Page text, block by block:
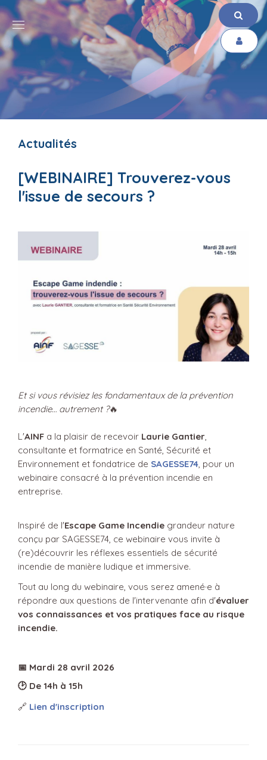
Actualités
[WEBINAIRE] Trouverez-vous
l'issue de secours ?
Et si vous révisiez les fondamentaux de la prévention
incendie… autrement ?🔥
L'AINF a la plaisir de recevoir Laurie Gantier,
consultante et formatrice en Santé, Sécurité et
Environnement et fondatrice de SAGESSE74, pour un
webinaire consacré à la prévention incendie en
entreprise.
Inspiré de l'Escape Game Incendie grandeur nature
conçu par SAGESSE74, ce webinaire vous invite à
(re)découvrir les réflexes essentiels de sécurité
incendie de manière ludique et immersive.
Tout au long du webinaire, vous serez amené·e à
répondre aux questions de l'intervenante afin d'évaluer
vos connaissances et vos pratiques face au risque
incendie.
📅 Mardi 28 avril 2026
🕑 De 14h à 15h
🔗 Lien d'inscription